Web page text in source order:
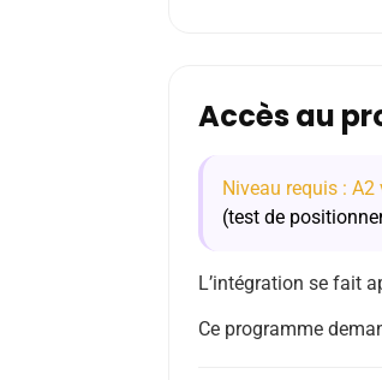
Accès au
Niveau requis : A2
(test de
L’intégration se fait
Ce programme